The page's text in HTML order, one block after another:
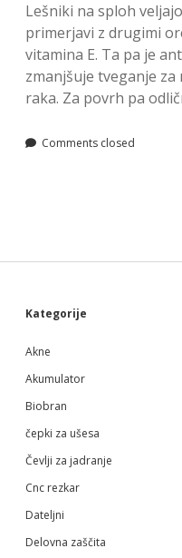
Lešniki na sploh
primerjavi z drugimi
vitamina E. Ta pa je
zmanjšuje tveganje
raka. Za povrh pa
Comments closed
Sidebar
Kategorije
Akne
Akumulator
Biobran
čepki za ušesa
Čevlji za jadranje
Cnc rezkar
Dateljni
Delovna zaščita